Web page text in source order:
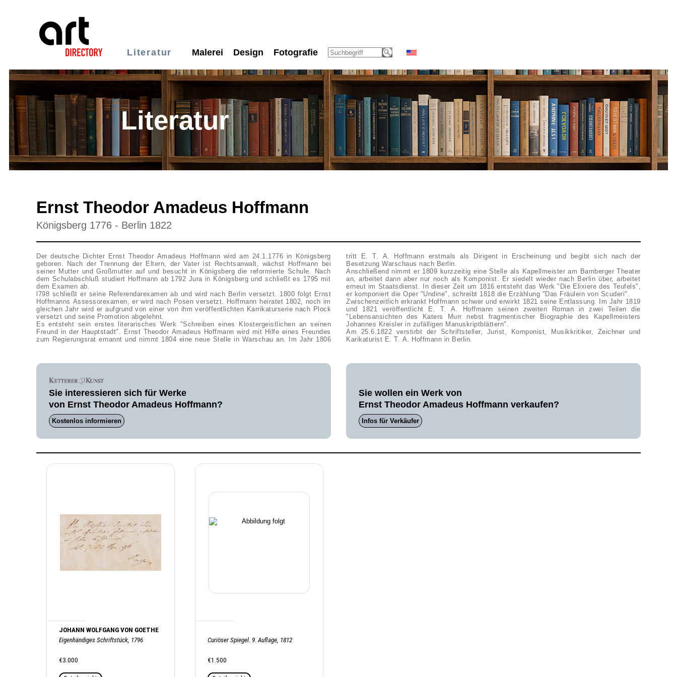
Literatur Malerei Design Fotografie
Literatur
Ernst Theodor Amadeus Hoffmann
Königsberg 1776 - Berlin 1822
Der deutsche Dichter Ernst Theodor Amadeus Hoffmann wird am 24.1.1776 in Königsberg
geboren. Nach der Trennung der Eltern, der Vater ist Rechtsanwalt, wächst Hoffmann bei
seiner Mutter und Großmutter auf und besucht in Königsberg die reformierte Schule. Nach
dem Schulabschluß studiert Hoffmann ab 1792 Jura in Königsberg und schließt es 1795 mit
dem Examen ab.
l798 schließt er seine Referendarexamen ab und wird nach Berlin versetzt. 1800 folgt Ernst
Hoffmanns Assessorexamen, er wird nach Posen versetzt. Hoffmann heiratet 1802, noch im
gleichen Jahr wird er aufgrund von einer von ihm veröffentlichten Karrikaturserie nach Plock
versetzt und seine Promotion abgelehnt.
Es entsteht sein erstes literarisches Werk "Schreiben eines Klostergeistlichen an seinen
Freund in der Hauptstadt". Ernst Theodor Amadeus Hoffmann wird mit Hilfe eines Freundes
zum Regierungsrat ernannt und nimmt 1804 eine neue Stelle in Warschau an. Im Jahr 1806
tritt E. T. A. Hoffmann erstmals als Dirigent in Erscheinung und begibt sich nach der
Besetzung Warschaus nach Berlin.
Anschließend nimmt er 1809 kurzzeitig eine Stelle als Kapellmeister am Bamberger Theater
an, arbeitet dann aber nur noch als Komponist. Er siedelt wieder nach Berlin über, arbeitet
erneut im Staatsdienst. In dieser Zeit um 1816 entsteht das Werk "Die Elixiere des Teufels",
er komponiert die Oper "Undine", schreibt 1818 die Erzählung "Das Fräulein von Scuderi".
Zwischenzeitlich erkrankt Hoffmann schwer und erwirkt 1821 seine Entlassung. Im Jahr 1819
und 1821 veröffentlicht E. T. A. Hoffmann seinen zweiten Roman in zwei Teilen die
"Lebensansichten des Katers Murr nebst fragmentischer Biographie des Kapellmeisters
Johannes Kreisler in zufälligen Manuskriptblättern".
Am 25.6.1822 verstirbt der Schriftsteller, Jurist, Komponist, Musikkritiker, Zeichner und
Karikaturist E. T. A. Hoffmann in Berlin.
Sie interessieren sich für Werke
von Ernst Theodor Amadeus Hoffmann?
Kostenlos informieren
Sie wollen ein Werk von
Ernst Theodor Amadeus Hoffmann verkaufen?
Infos für Verkäufer
JOHANN WOLFGANG VON GOETHE
Eigenhändiges Schriftstück, 1796
€3.000
Curiöser Spiegel. 9. Auflage, 1812
€1.500